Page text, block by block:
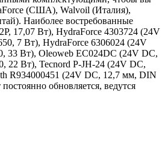
(США), Walvoil (Италия),
Наиболее востребованные
17,07 Вт), HydraForce 4303724 (24V
7 Вт), HydraForce 6306024 (24V
33 Вт), Oleoweb EC024DC (24V DC,
22 Вт), Tecnord P-JH-24 (24V DC,
R934000451 (24V DC, 12,7 мм, DIN
обновляется, ведутся